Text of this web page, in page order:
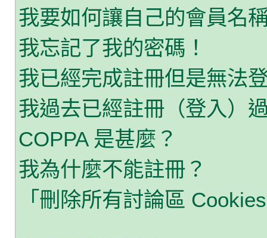
我要如何讓自己的會員名
我忘記了我的密碼！
我已經完成註冊但是無法
我過去已經註冊（登入）
COPPA 是甚麼？
我為什麼不能註冊？
「刪除所有討論區